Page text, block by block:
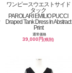
ワンピースウエストサイド
タック
PAROLARI EMILIO PUCCI
Draped Tank Dress In Abstract
Print
通常価格
39,000円(税別)